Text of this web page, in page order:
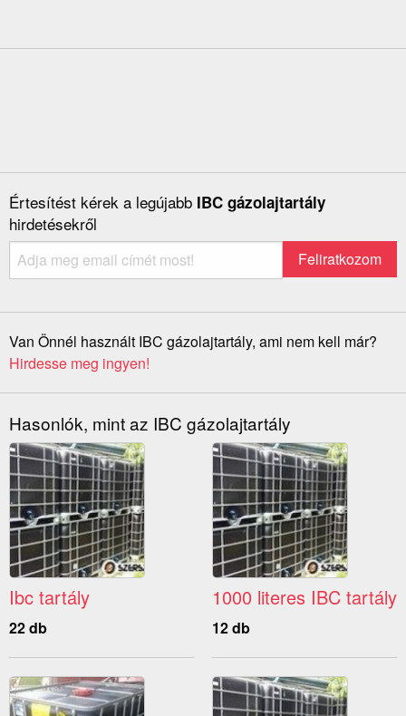
Értesítést kérek a legújabb IBC gázolajtartály
hirdetésekről
Van Önnél használt IBC gázolajtartály, ami nem kell már?
Hirdesse meg ingyen!
Hasonlók, mint az IBC gázolajtartály
Ibc tartály
22 db
1000 literes IBC tartály
12 db